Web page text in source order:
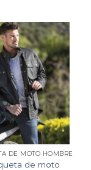
DE MOTO HOMBRE
de moto